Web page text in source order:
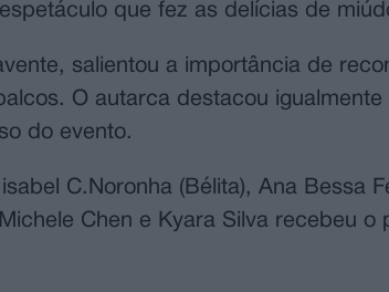
que fez as delícias de
salientou a importância de
O autarca destacou igualmente
do evento.
C.Noronha (Bélita), Ana Bessa
Chen e Kyara Silva recebeu o